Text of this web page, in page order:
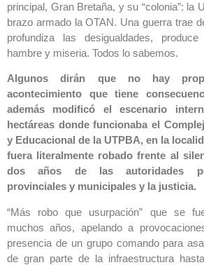
principal, Gran Bretaña, y su “colonia”: la
brazo armado la OTAN. Una guerra trae
profundiza las desigualdades,
hambre y miseria. Todos lo sabemos.
Algunos dirán que no hay
acontecimiento que tiene
además modificó el escenario
hectáreas donde funcionaba el
y Educacional de la UTPBA, en la
fuera literalmente robado frente al
dos años de las autoridades
provinciales y municipales y la justicia.
“Más robo que usurpación” que se
muchos años, apelando a
presencia de un grupo comando para
de gran parte de la infraestructura